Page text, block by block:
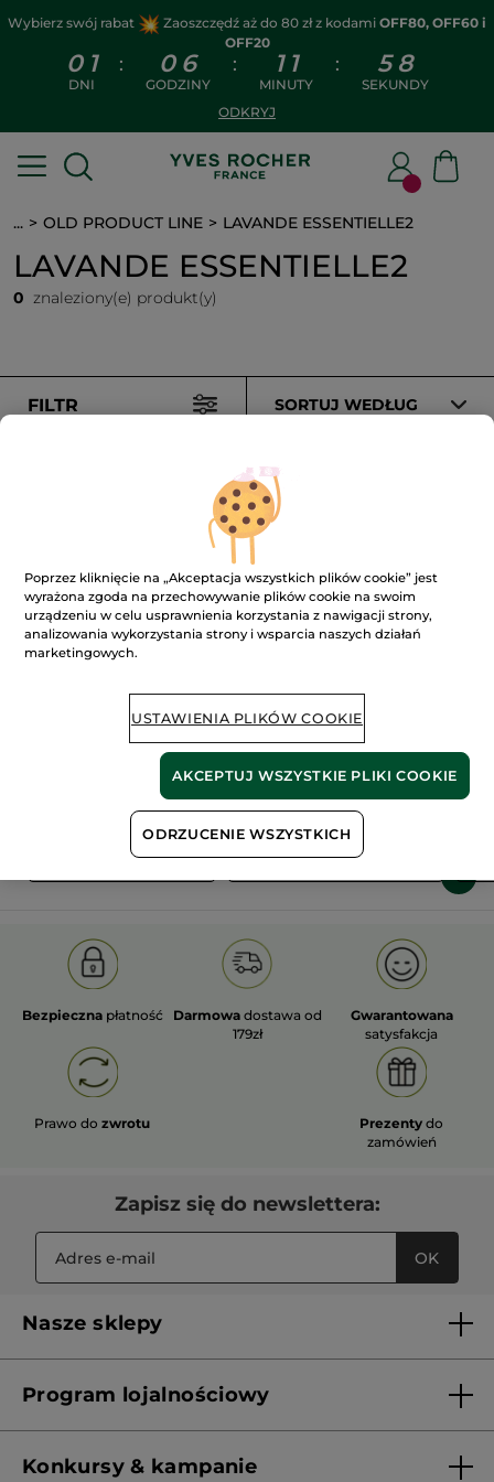
Wybierz swój rabat Zaoszczędź aż do 80 zł z kodami OFF80, OFF60 i
OFF20
0 1
DNI
: 0 6
GODZINY
: 1 1
MINUTY
: 5 7
SEKUNDY
ODKRYJ
... OLD PRODUCT LINE LAVANDE ESSENTIELLE2
LAVANDE ESSENTIELLE2
0 znaleziony(e) produkt(y)
FILTR SORTUJ WEDŁUG
roślinne
pól organicznych
Pokaż więcej
OLD PRODUCT LINE LES DEODORANTS NAT.
Bezpieczna płatność Darmowa dostawa od
179zł
Gwarantowana
satysfakcja
Prawo dozwrotu Prezenty do
zamówień
Zapisz się do newslettera:
OK
Nasze sklepy
Franczyza
Program lojalnościowy
Konkursy & kampanie
Poprzez kliknięcie na „Akceptacja wszystkich plików cookie” jest
wyrażona zgoda na przechowywanie plików cookie na swoim
urządzeniu w celu usprawnienia korzystania z nawigacji strony,
analizowania wykorzystania strony i wsparcia naszych działań
marketingowych.
USTAWIENIA PLIKÓW COOKIE
ODRZUCENIE WSZYSTKICH
AKCEPTUJ WSZYSTKIE PLIKI COOKIE